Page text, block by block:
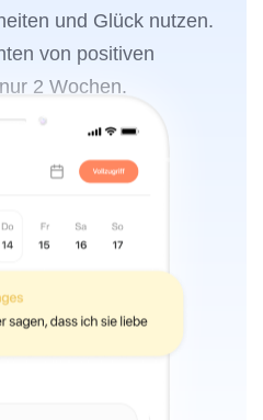
und Glück nutzen.
von positiven
2 Wochen.